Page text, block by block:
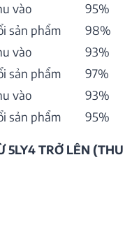
vào
95%
sản phẩm
98%
vào
93%
sản phẩm
97%
vào
93%
sản phẩm
95%
5LY4 TRỞ LÊN (THU